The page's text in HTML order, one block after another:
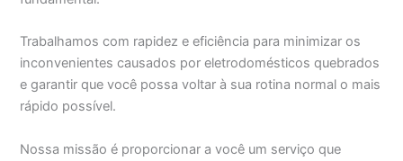
Trabalhamos com rapidez e eficiência para minimizar os
inconvenientes causados por eletrodomésticos quebrados
e garantir que você possa voltar à sua rotina normal o mais
rápido possível.
Nossa missão é proporcionar a você um serviço que